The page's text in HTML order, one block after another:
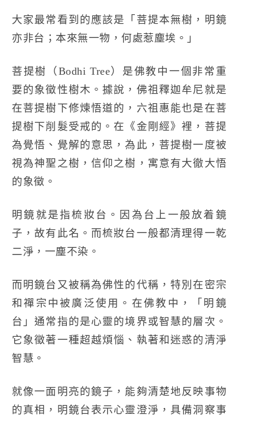
大家最常看到的應該是「菩提本無樹，明鏡
亦非台；本來無一物，何處惹塵埃。」
菩提樹（Bodhi Tree）是佛教中一個非常重
要的象徵性樹木。據說，佛祖釋迦牟尼就是
在菩提樹下修煉悟道的，六祖惠能也是在菩
提樹下削髮受戒的。在《金剛經》裡，菩提
為覺悟、覺解的意思，為此，菩提樹一度被
視為神聖之樹，信仰之樹，寓意有大徹大悟
的象徵。
明鏡就是指梳妝台。因為台上一般放着鏡
子，故有此名。而梳妝台一般都清理得一乾
二淨，一塵不染。
而明鏡台又被稱為佛性的代稱，特別在密宗
和禪宗中被廣泛使用。在佛教中，「明鏡
台」通常指的是心靈的境界或智慧的層次。
它象徵著一種超越煩惱、執著和迷惑的清淨
智慧。
就像一面明亮的鏡子，能夠清楚地反映事物
的真相，明鏡台表示心靈澄淨，具備洞察事